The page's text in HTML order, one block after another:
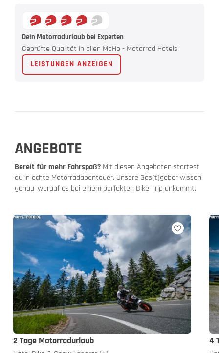
Dein Motorradurlaub bei Experten
Geprüfte Qualität in allen MoHo - Motorrad Hotels.
LEISTUNGEN ANZEIGEN
ANGEBOTE
Bereit für mehr Fahrspaß? Mit diesen Angeboten startest
du in echte Motorradabenteuer. Unsere Gas(t)geber wissen
genau, worauf es bei einem perfekten Bike-Trip ankommt.
2 Tage Motorradurlaub 4